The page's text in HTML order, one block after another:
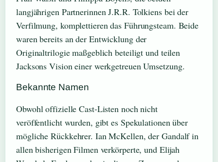
langjährigen Partnerinnen J.R.R. Tolkiens bei der
Verfilmung, komplettieren das Führungsteam. Beide
waren bereits an der Entwicklung der
Originaltrilogie maßgeblich beteiligt und teilen
Jacksons Vision einer werkgetreuen Umsetzung.
Bekannte Namen
Obwohl offizielle Cast-Listen noch nicht
veröffentlicht wurden, gibt es Spekulationen über
mögliche Rückkehrer. Ian McKellen, der Gandalf in
allen bisherigen Filmen verkörperte, und Elijah